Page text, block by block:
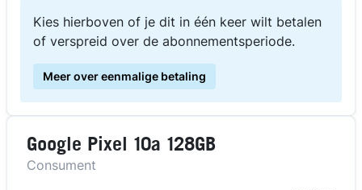
Kies hierboven of je dit in één keer wilt betalen
of verspreid over de abonnementsperiode.
Meer over eenmalige betaling
Google Pixel 10a 128GB
Consument